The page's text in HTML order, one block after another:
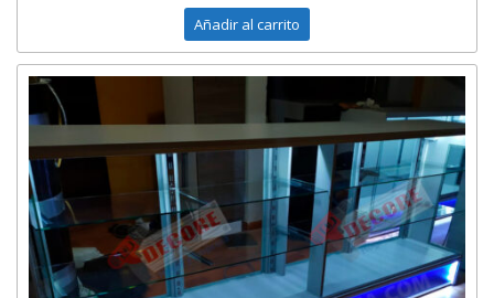
Añadir al carrito